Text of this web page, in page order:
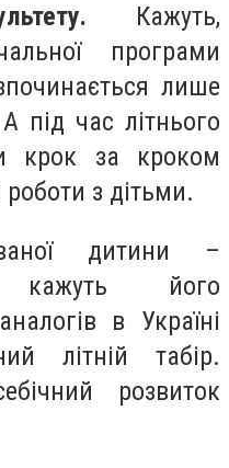
Кажуть,
програми
лише
під час літнього
крок за кроком
з дітьми.
дитини –
кажуть його
в Україні
літній табір.
розвиток